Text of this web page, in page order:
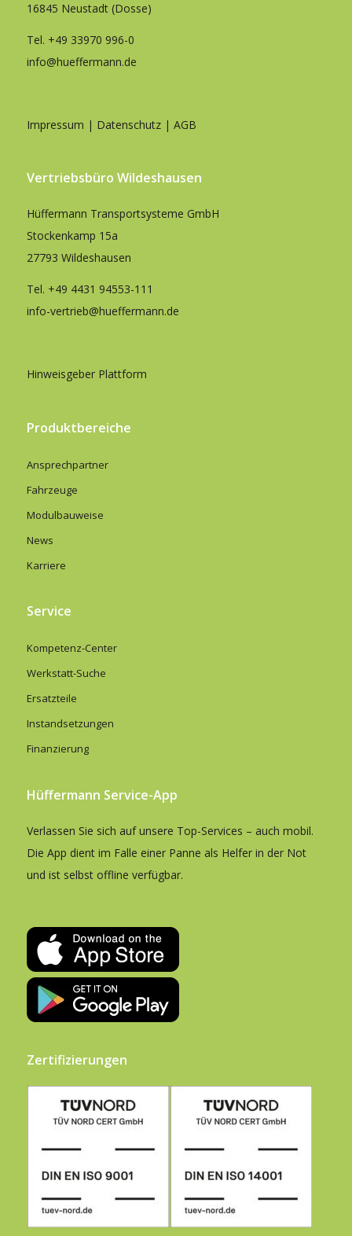
16845 Neustadt (Dosse)
Tel. +49 33970 996-0
info@hueffermann.de
Impressum | Datenschutz| AGB
Vertriebsbüro Wildeshausen
Hüffermann Transportsysteme GmbH
Stockenkamp 15a
27793 Wildeshausen
Tel. +49 4431 94553-111
info-vertrieb@hueffermann.de
Hinweisgeber Plattform
Produktbereiche
Ansprechpartner
Fahrzeuge
Modulbauweise
News
Karriere
Service
Kompetenz-Center
Werkstatt-Suche
Ersatzteile
Instandsetzungen
Finanzierung
Hüffermann Service-App
Verlassen Sie sich auf unsere Top-Services – auch mobil.
Die App dient im Falle einer Panne als Helfer in der Not
und ist selbst offline verfügbar.
Zertifizierungen